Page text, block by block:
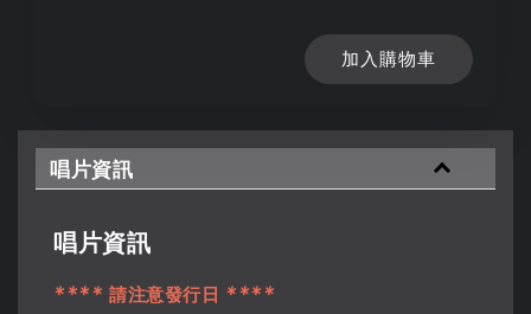
加入購物車
唱片資訊
唱片資訊
**** 請注意發行日 ****